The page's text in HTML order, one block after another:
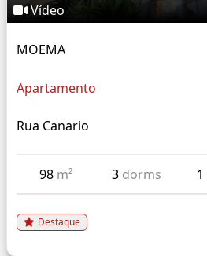
Vídeo
MOEMA
Apartamento
Rua Canario
98 m² 3 dorms 1
Destaque